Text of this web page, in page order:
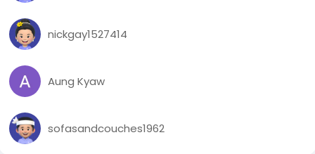
nickgay1527414
Aung Kyaw
sofasandcouches1962